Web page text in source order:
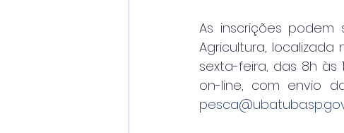
As inscrições podem
Agricultura, localizada
sexta-feira, das 8h às